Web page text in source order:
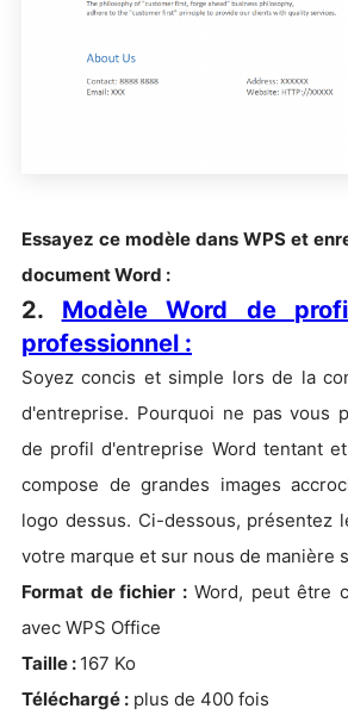
Essayez ce modèle dans WPS et
document Word :
2. Modèle Word de
professionnel :
Soyez concis et simple lors de la
d'entreprise. Pourquoi ne pas vous
de profil d'entreprise Word tentant
compose de grandes images
logo dessus. Ci-dessous, présentez
votre marque et sur nous de manière
Format de fichier :Word, peut être
avec WPS Office
Taille : 167 Ko
Téléchargé : plus de 400 fois